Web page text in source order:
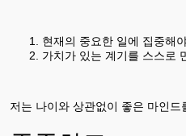
현재의 중요한 일에 집중해
가치가 있는 계기를 스스로
저는 나이와 상관없이 좋은 마인드